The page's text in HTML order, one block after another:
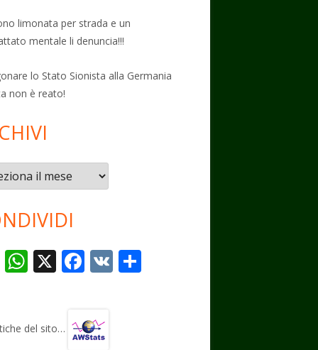
limonata per strada e un
mentale li denuncia!!!
lo Stato Sionista alla Germania
non è reato!
T
gr
W
s
X F
b
V
del sito…